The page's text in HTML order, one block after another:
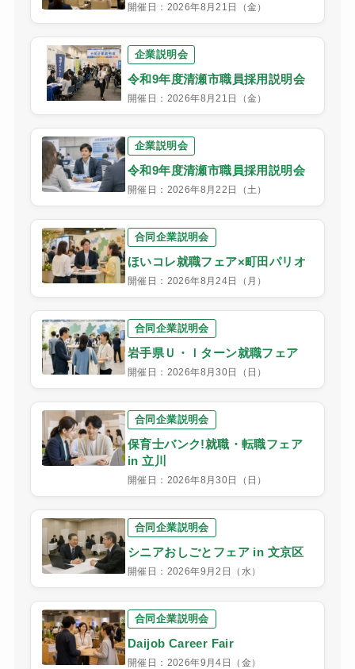
開催日：2026年8月21日（金）
企業説明会
令和9年度清瀬市職員採用説明会
開催日：2026年8月21日（金）
企業説明会
令和9年度清瀬市職員採用説明会
開催日：2026年8月22日（土）
合同企業説明会
ほいコレ就職フェア×町田パリオ
開催日：2026年8月24日（月）
合同企業説明会
岩手県Ｕ・Ｉターン就職フェア
開催日：2026年8月30日（日）
合同企業説明会
保育士バンク!就職・転職フェア
in 立川
開催日：2026年8月30日（日）
合同企業説明会
シニアおしごとフェア in 文京区
開催日：2026年9月2日（水）
合同企業説明会
Daijob Career Fair
開催日：2026年9月4日（金）